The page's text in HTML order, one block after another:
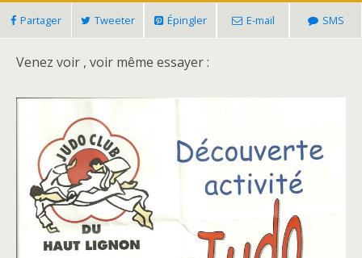
Partager Tweeter Épingler E-mail SMS
Venez voir , voir même essayer :